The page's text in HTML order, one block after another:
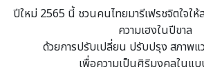
ปีใหม่ 2565 นี้ ชวนคนไทยมารีเฟรชจิตใจใ
ความเฮงในปีขาล
ด้วยการปรับเปลี่ยน ปรับปรุง สภาพ
เพื่อความเป็นศิริมงคลในแ